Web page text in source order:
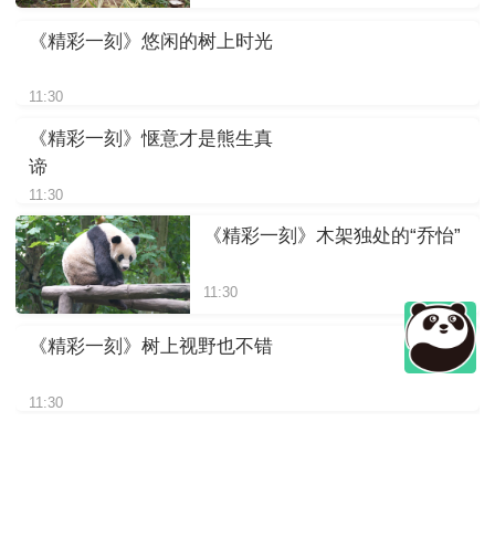
《精彩一刻》悠闲的树上时光
11:30
《精彩一刻》惬意才是熊生真
谛
11:30
《精彩一刻》木架独处的“乔怡”
11:30
《精彩一刻》树上视野也不错
11:30